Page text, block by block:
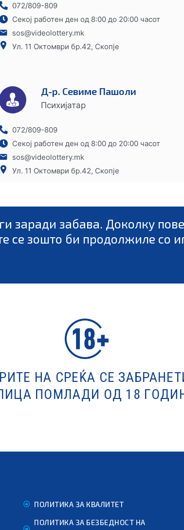
072/809-809
Секој работен ден од 8:00 до 20:00 часот
sos@videolottery.mk
Ул. 11 Октомври бр.42, Скопје
Д-р. Севиме Пашоли
Психијатар
072/809-809
Секој работен ден од 8:00 до 20:00 часот
sos@videolottery.mk
Ул. 11 Октомври бр.42, Скопје
Парите кои ќе ги изгубите,
НА СРЕЌА СЕ
ПОМЛАДИ ОД 18
ПОЛИТИКА ЗА КВАЛИТЕТ
ПОЛИТИКА ЗА БЕЗБЕДНОСТ НА